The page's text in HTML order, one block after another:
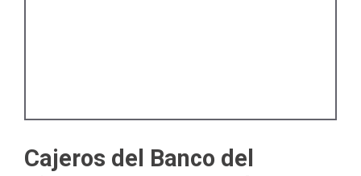
Cajeros del Banco del